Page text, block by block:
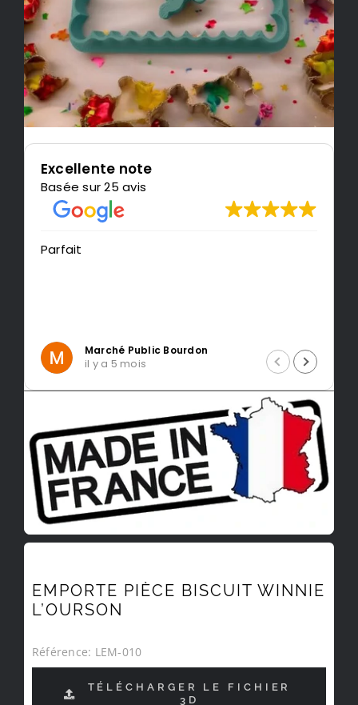
Excellente note
Basée sur 25 avis
Parfait
Marché Public Bourdon
il y a 5 mois
EMPORTE PIÈCE BISCUIT WINNIE
L’OURSON
Référence: LEM-010
TÉLÉCHARGER LE FICHIER
3D